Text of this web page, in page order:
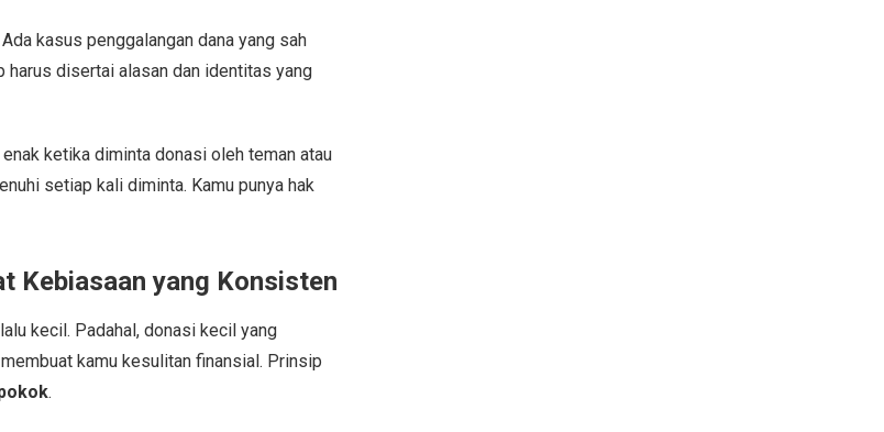
kasus penggalangan dana yang sah
disertai alasan dan identitas yang
ketika diminta donasi oleh teman atau
setiap kali diminta. Kamu punya hak
Kebiasaan yang Konsisten
kecil. Padahal, donasi kecil yang
kamu kesulitan finansial. Prinsip
.